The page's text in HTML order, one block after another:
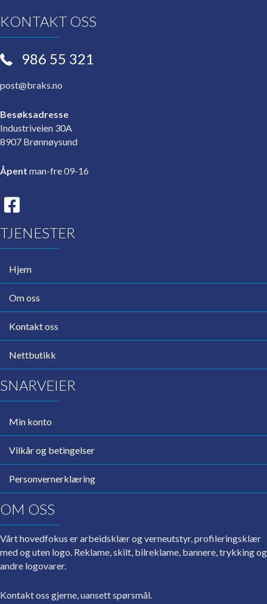
KONTAKT OSS
986 55 321
post@braks.no
Besøksadresse
Industriveien 30A
8907 Brønnøysund
Åpent man-fre 09-16
TJENESTER
Hjem
Om oss
Kontakt oss
Nettbutikk
SNARVEIER
Min konto
Vilkår og betingelser
Personvernerklæring
OM OSS
Vårt hovedfokus er arbeidsklær og verneutstyr, profileringsklær
med og uten logo. Reklame, skilt, bilreklame, bannere, trykking og
andre logovarer.
Kontakt oss gjerne, uansett spørsmål.